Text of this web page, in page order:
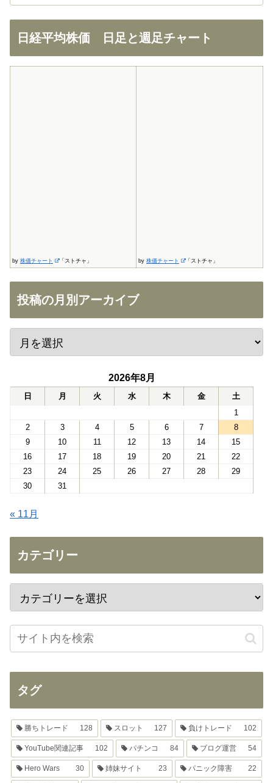
日経平均株価 日足と週足チャート
by 株価チャート 「ストチャ」 by 株価チャート 「ストチャ」
投稿の月別アーカイブ
2026年8月
日 月 火 水 木 金
土
1
2
3 4 5 6 7
8
9
10 11 12 13 14
15
16
17 18 19 20 21
22
23
24 25 26 27 28
29
30
31
« 11月
カテゴリー
タグ
勝ちトレード 128 スロット 127 負けトレード 102
YouTube関連記事 102 パチンコ 84 ブログ運営 54
Hero Wars 30 姉妹サイト 23 パニック障害 22